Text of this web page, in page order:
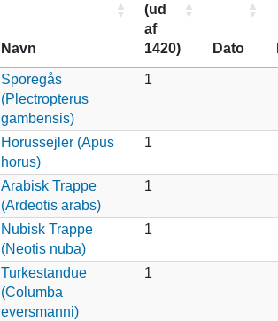
Navn
(ud
af
1420)
Dato
Sporegås
(Plectropterus
gambensis)
1
Horussejler (Apus
horus)
1
Arabisk Trappe
(Ardeotis arabs)
1
Nubisk Trappe
(Neotis nuba)
1
Turkestandue
(Columba
eversmanni)
1